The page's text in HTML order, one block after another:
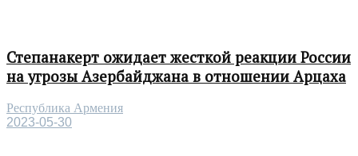
Степанакерт ожидает жесткой реакции России
на угрозы Азербайджана в отношении Арцаха
Республика Армения
2023-05-30